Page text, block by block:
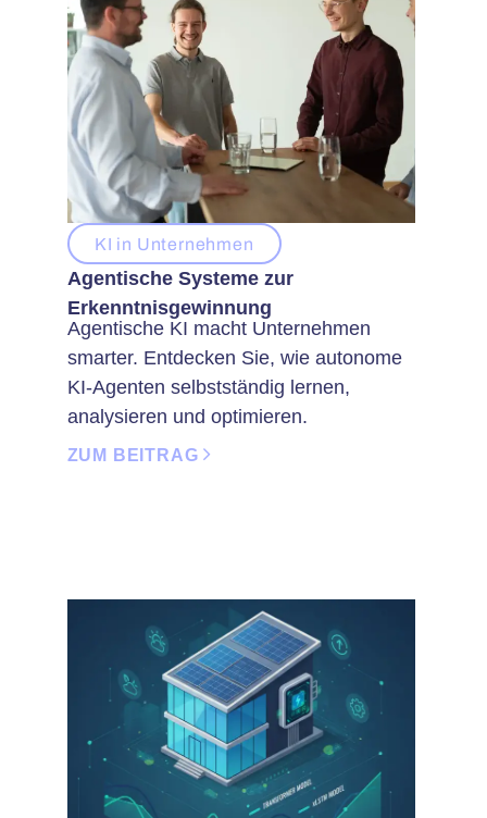
KI in Unternehmen
Agentische Systeme zur
Erkenntnisgewinnung
Agentische KI macht Unternehmen
smarter. Entdecken Sie, wie autonome
KI-Agenten selbstständig lernen,
analysieren und optimieren.
ZUM BEITRAG